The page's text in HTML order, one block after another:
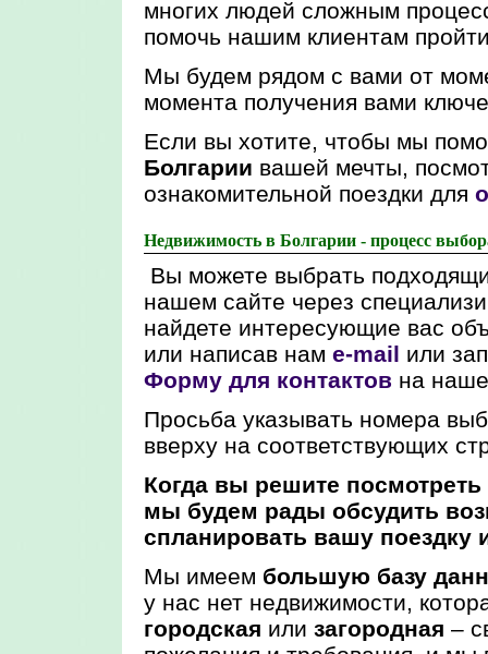
многих людей сложным
помочь нашим клиентам
Мы будем рядом с вами от
момента получения вами
Если вы хотите, чтобы мы
Болгарии вашей мечты,
ознакомительной поездки для
Недвижимость в Болгарии - процесс
Вы можете выбрать
нашем сайте через
найдете интересующие вас
или написав нам e-mail или
Форму для контактов на
Просьба указывать номера
вверху на соответствующих
Когда вы решите
мы будем рады обсудить
спланировать вашу поездку
Мы имеем большую базу
у нас нет недвижимости,
городская или загородная –